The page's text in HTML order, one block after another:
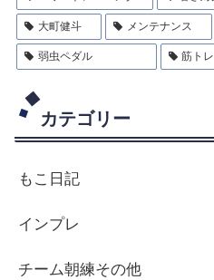
大町健斗 メンテナンス
弱虫ペダル 筋トレ
カテゴリー
もこ日記
インプレ
チーム朝練その他